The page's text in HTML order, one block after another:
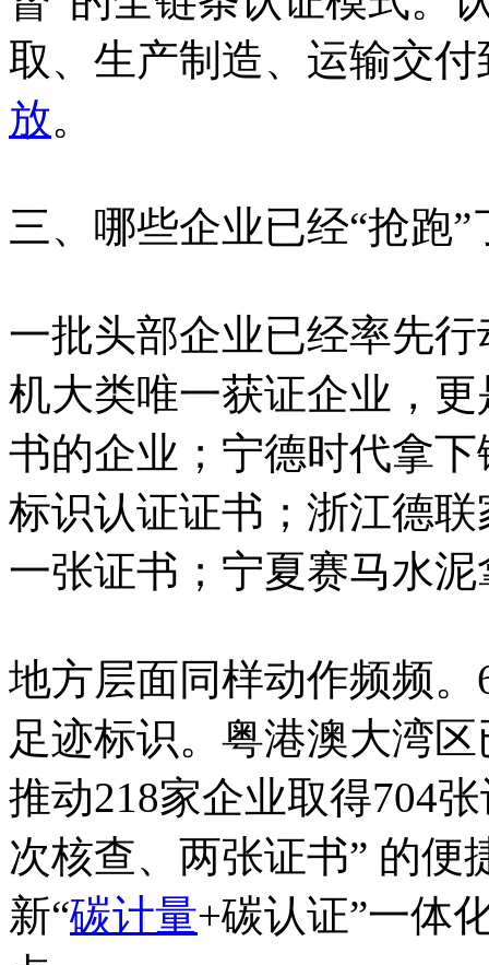
取、生产制造、运输交
放。
三、哪些企业已经“抢跑”
一批头部企业已经率先
机大类唯一获证企业，
书的企业；宁德时代拿
标识认证证书；浙江德
一张证书；宁夏赛马水
地方层面同样动作频频
足迹标识。粤港澳大湾
推动218家企业取得704
次核查、两张证书” 的便
新“碳计量+碳认证”一体